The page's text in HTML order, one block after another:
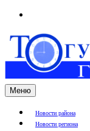
Меню
Новости района
Новости региона